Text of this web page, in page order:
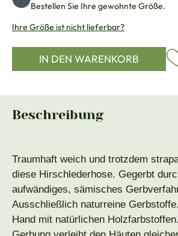
Bestellen Sie Ihre gewohnte Größe.
Ihre Größe ist nicht lieferbar?
IN DEN WARENKORB
Beschreibung
Traumhaft weich und trotzdem
diese Hirschlederhose. Gegerbt
aufwändiges, sämisches
Ausschließlich naturreine
Hand mit natürlichen